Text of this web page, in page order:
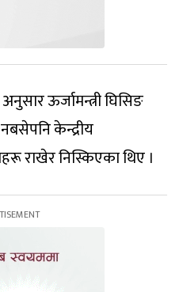
ऊर्जामन्त्री घिसिङ
केन्द्रीय
राखेर निस्किएका थिए ।